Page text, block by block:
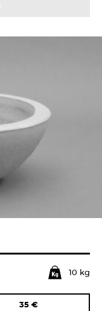
10 kg
35 €